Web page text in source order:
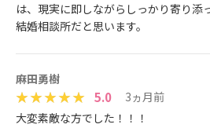
は、現実に即しながらしっかり寄り添
結婚相談所だと思います。
麻田勇樹
5.0
3ヵ月前
大変素敵な方でした！！！